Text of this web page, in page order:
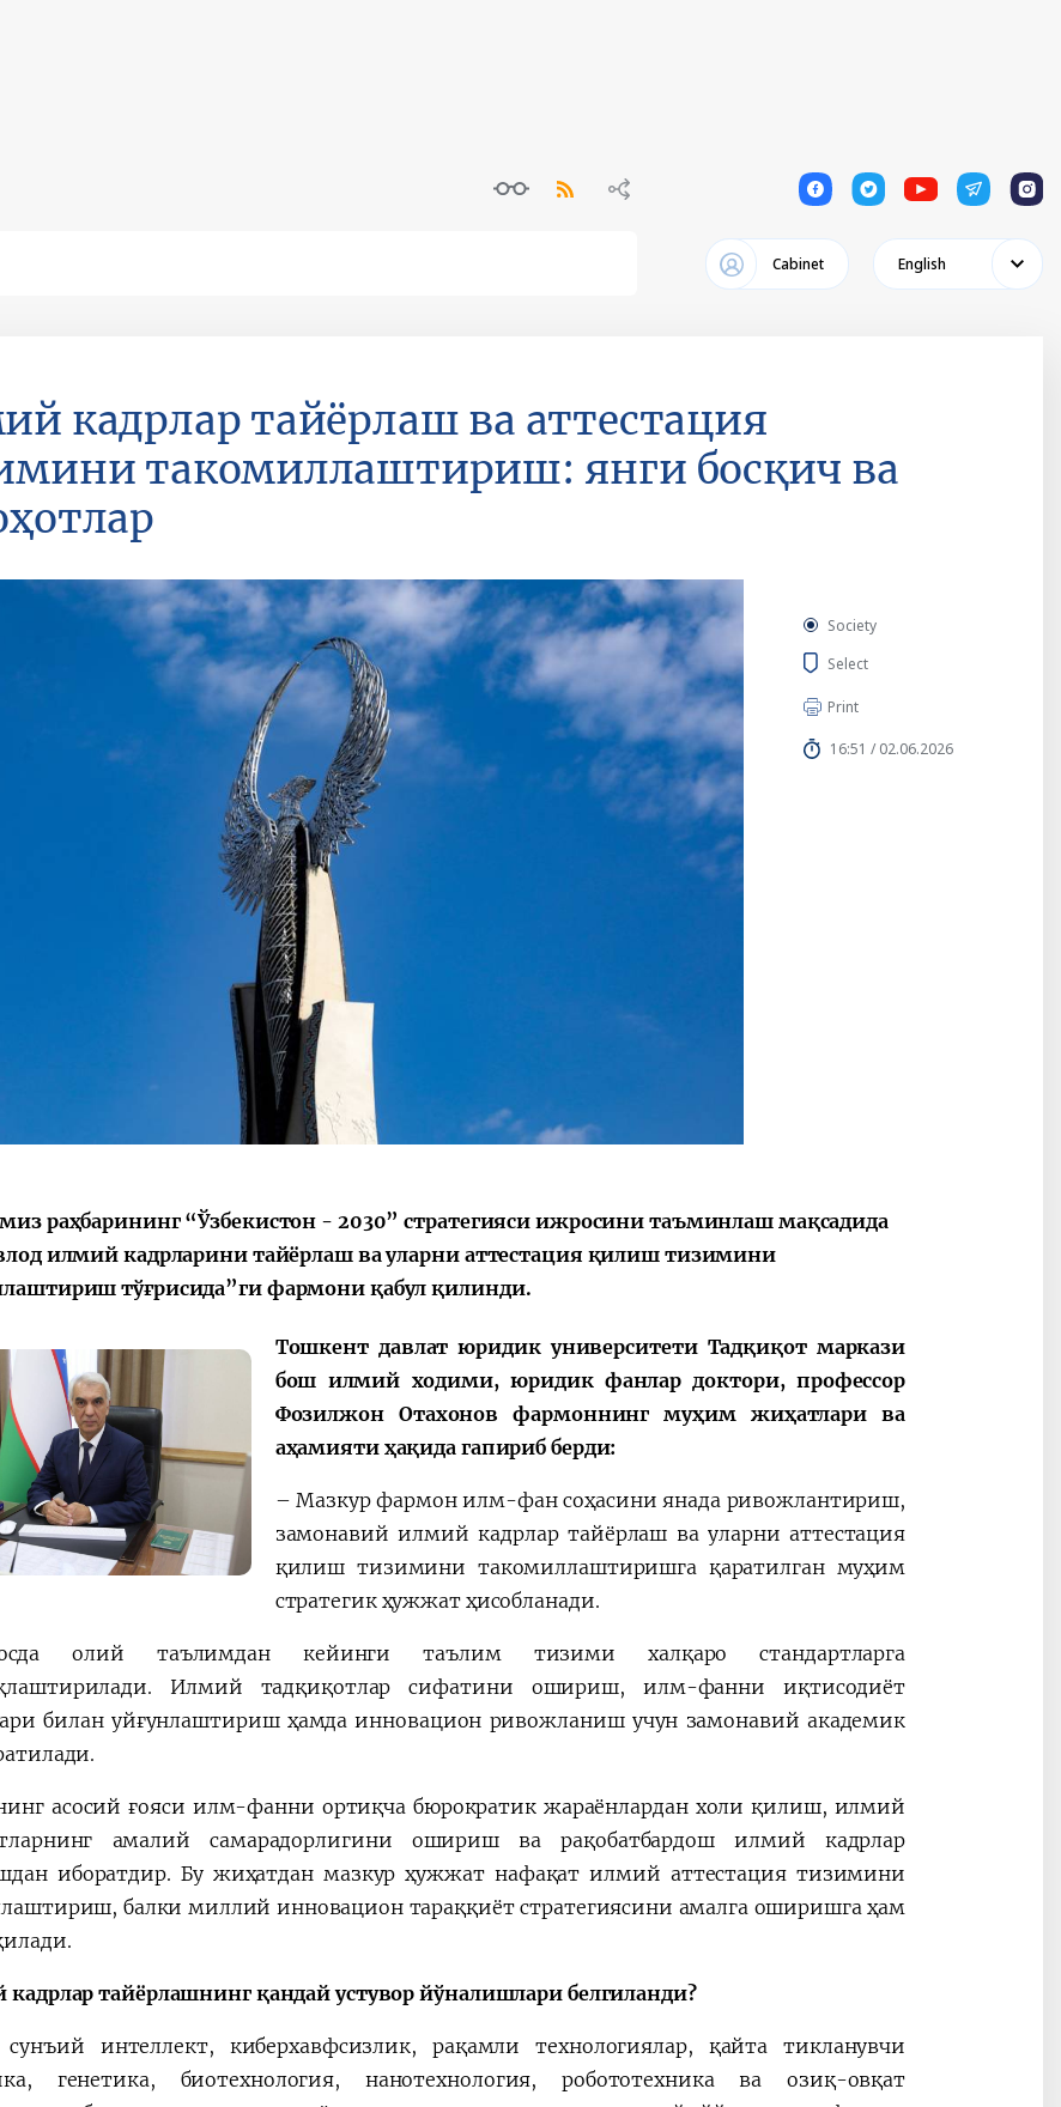
1 1 1 1 1
Cabinet English
кадрлар тайёрлаш ва аттестация
такомиллаштириш: янги босқич ва
Society
Select
Print
16:51 / 02.06.2026
раҳбарининг “Ўзбекистон - 2030” стратегияси ижросини таъминлаш мақсадида
илмий кадрларини тайёрлаш ва уларни аттестация қилиш тизимини
тўғрисида”ги фармони қабул қилинди.
Тошкент давлат юридик университети Тадқиқот маркази
бош илмий ходими, юридик фанлар доктори, профессор
Фозилжон Отахонов фармоннинг муҳим жиҳатлари ва
аҳамияти ҳақида гапириб берди:
– Мазкур фармон илм-фан соҳасини янада ривожлантириш,
замонавий илмий кадрлар тайёрлаш ва уларни аттестация
қилиш тизимини такомиллаштиришга қаратилган муҳим
стратегик ҳужжат ҳисобланади.
олий таълимдан кейинги таълим тизими халқаро стандартларга
Илмий тадқиқотлар сифатини ошириш, илм-фанни иқтисодиёт
билан уйғунлаштириш ҳамда инновацион ривожланиш учун замонавий академик
асосий ғояси илм-фанни ортиқча бюрократик жараёнлардан холи қилиш, илмий
амалий самарадорлигини ошириш ва рақобатбардош илмий кадрлар
иборатдир. Бу жиҳатдан мазкур ҳужжат нафақат илмий аттестация тизимини
балки миллий инновацион тараққиёт стратегиясини амалга оширишга ҳам
тайёрлашнинг қандай устувор йўналишлари белгиланди?
интеллект, киберхавфсизлик, рақамли технологиялар, қайта тикланувчи
генетика, биотехнология, нанотехнология, робототехника ва озиқ-овқат